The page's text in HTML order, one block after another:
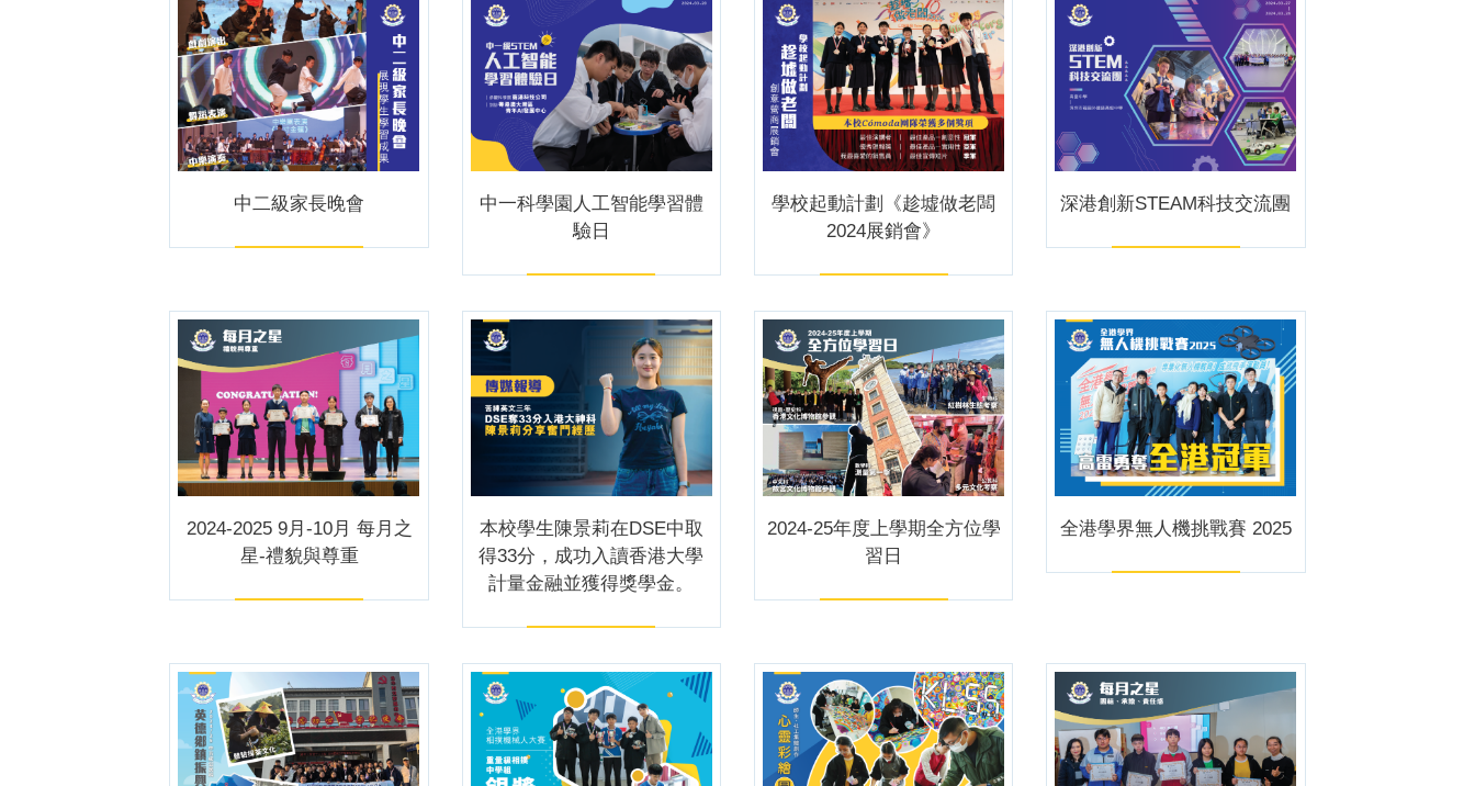
中二級家長晚會
中一科學園人工智能學習體
驗日
學校起動計劃《趁墟做老闆
2024展銷會》
深港創新STEAM科技交流團
2024-2025 9月-10月 每月之
星-禮貌與尊重
本校學生陳景莉在DSE中取
得33分，成功入讀香港大學
計量金融並獲得獎學金。
2024-25年度上學期全方位學
習日
全港學界無人機挑戰賽 2025